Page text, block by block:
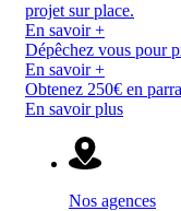
projet sur place.
En savoir +
Dépêchez vous pour
En savoir +
Obtenez 250€ en
En savoir plus
Nos agences